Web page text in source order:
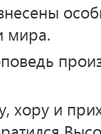
мира.
хору и